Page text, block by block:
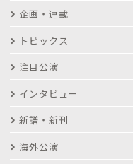
企画・連載
トピックス
注目公演
インタビュー
新譜・新刊
海外公演